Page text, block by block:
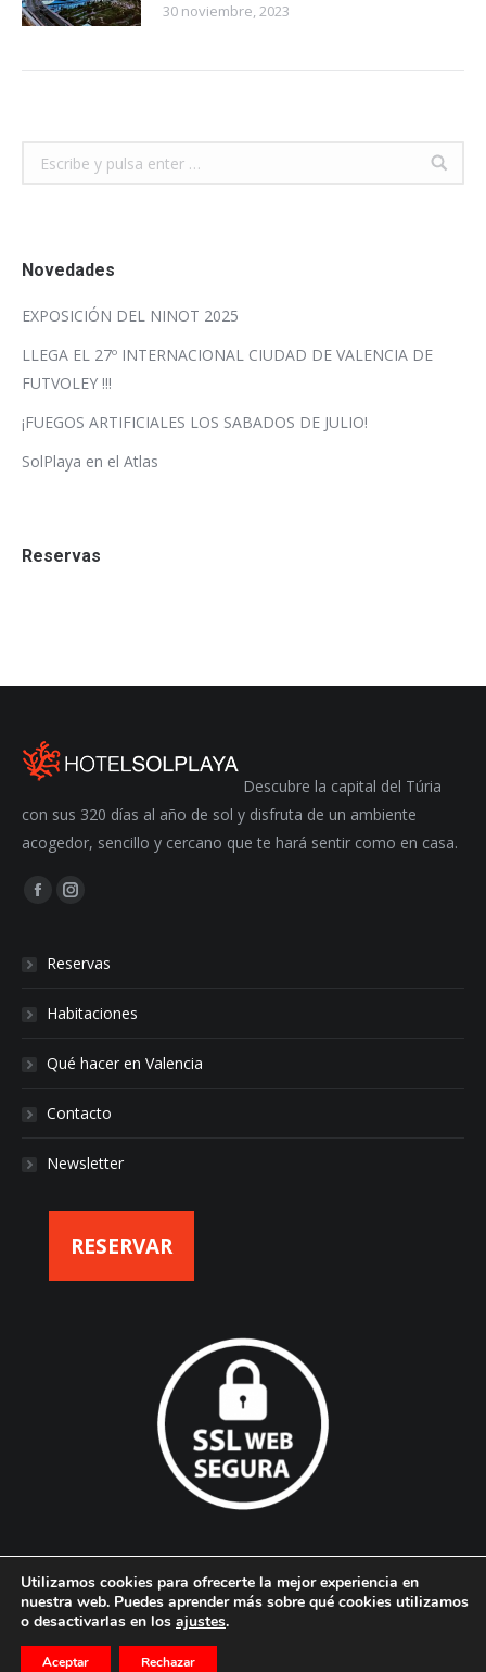
30 noviembre, 2023
Buscar:
Novedades
EXPOSICIÓN DEL NINOT 2025
LLEGA EL 27º INTERNACIONAL CIUDAD DE VALENCIA DE
FUTVOLEY !!!
¡FUEGOS ARTIFICIALES LOS SABADOS DE JULIO!
SolPlaya en el Atlas
Reservas
Descubre la capital del Túria
con sus 320 días al año de sol y disfruta de un ambiente
acogedor, sencillo y cercano que te hará sentir como en casa.
Encuéntranos en:
FacebookInstagram
Reservas
Habitaciones
Qué hacer en Valencia
Contacto
Newsletter
RESERVAR
© Hotel SolPlaya - Todos los derechos reservados. |
Agencia MDW
Utilizamos cookies para ofrecerte la mejor experiencia en
nuestra web. Puedes aprender más sobre qué cookies utilizamos
o desactivarlas en los ajustes.
Aceptar Rechazar